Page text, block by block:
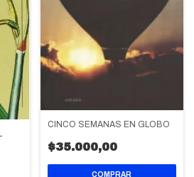
CINCO SEMANAS EN GLOBO
$35.000,00